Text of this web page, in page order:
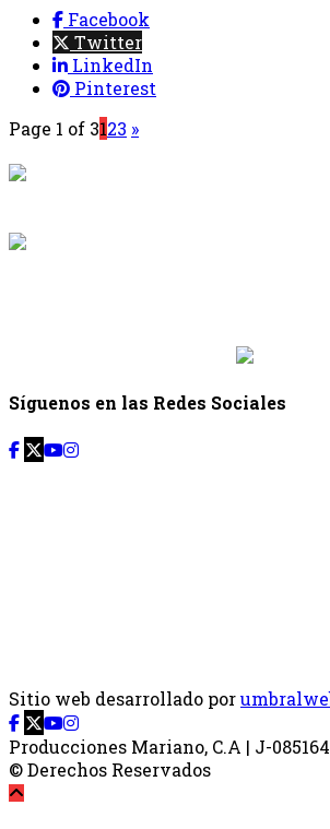
Facebook
Twitter
LinkedIn
Pinterest
Page 1 of 3123 »
Síguenos en las Redes Sociales
Sitio web desarrollado por
Producciones Mariano, C.A | J-
© Derechos Reservados